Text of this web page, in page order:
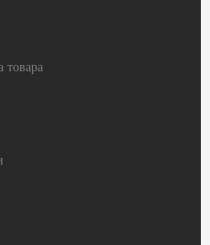
товара